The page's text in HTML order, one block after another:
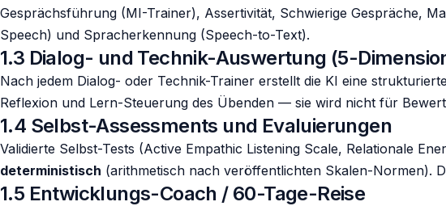
Gesprächsführung (MI-Trainer), Assertivität, Schwierige Gespräche,
Speech) und Spracherkennung (Speech-to-Text).
1.3 Dialog- und Technik-Auswertung (5-
Nach jedem Dialog- oder Technik-Trainer erstellt die KI eine
Reflexion und Lern-Steuerung des Übenden — sie wird nicht für
1.4 Selbst-Assessments und Evaluierungen
Validierte Selbst-Tests (Active Empathic Listening Scale, Relationale
deterministisch (arithmetisch nach veröffentlichten Skalen-Normen).
1.5 Entwicklungs-Coach / 60-Tage-Reise